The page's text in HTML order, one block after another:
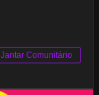
Jantar Comunitário